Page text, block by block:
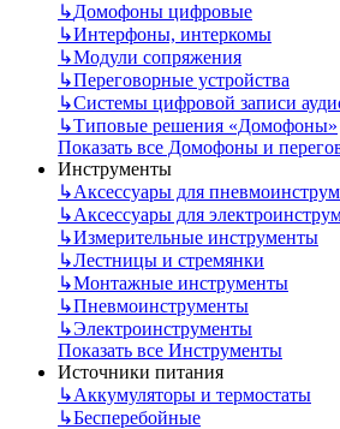
↳Домофоны цифровые
↳Интерфоны, интеркомы
↳Модули сопряжения
↳Переговорные устройства
↳Системы цифровой записи
↳Типовые решения «Домофоны»
Показать все Домофоны и
Инструменты
↳Аксессуары для
↳Аксессуары для
↳Измерительные инструменты
↳Лестницы и стремянки
↳Монтажные инструменты
↳Пневмоинструменты
↳Электроинструменты
Показать все Инструменты
Источники питания
↳Аккумуляторы и термостаты
↳Бесперебойные